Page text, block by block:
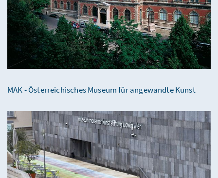
MAK - Österreichisches Museum für angewandte Kunst